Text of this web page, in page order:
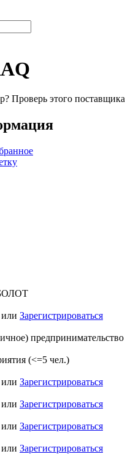
Проверь этого поставщика
или Зарегистрироваться
предпринимательство
(<=5 чел.)
или Зарегистрироваться
или Зарегистрироваться
или Зарегистрироваться
или Зарегистрироваться